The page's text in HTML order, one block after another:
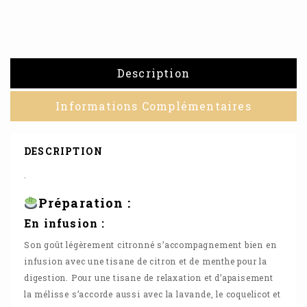
Description
Informations Complémentaires
DESCRIPTION
.
Préparation :
En infusion :
Son goût légèrement citronné s’accompagnement bien en
infusion avec une tisane de citron et de menthe pour la
digestion. Pour une tisane de relaxation et d’apaisement
la mélisse s’accorde aussi avec la lavande, le coquelicot et